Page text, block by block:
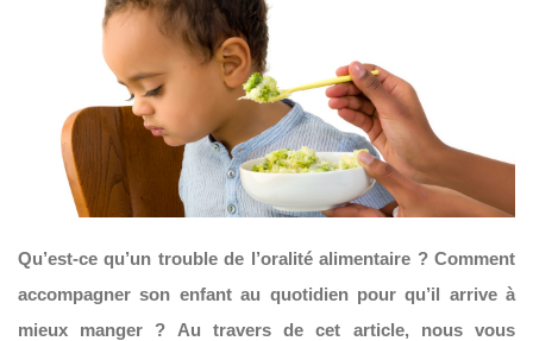
Qu’est-ce qu’un trouble de l’oralité alimentaire ? Comment
accompagner son enfant au quotidien pour qu’il arrive à
mieux manger ? Au travers de cet article, nous vous